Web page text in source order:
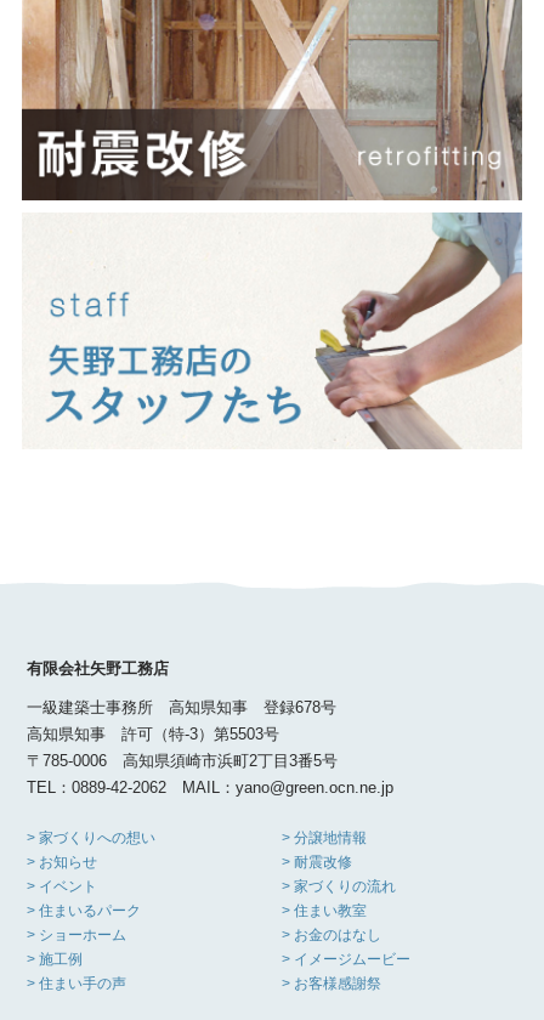
有限会社矢野工務店
一級建築士事務所 高知県知事 登録678号
高知県知事 許可（特-3）第5503号
〒785-0006 高知県須崎市浜町2丁目3番5号
TEL：0889-42-2062 MAIL：yano@green.ocn.ne.jp
> 家づくりへの想い
> お知らせ
> イベント
> 住まいるパーク
> ショーホーム
> 施工例
> 住まい手の声
> 分譲地情報
> 耐震改修
> 家づくりの流れ
> 住まい教室
> お金のはなし
> イメージムービー
> お客様感謝祭